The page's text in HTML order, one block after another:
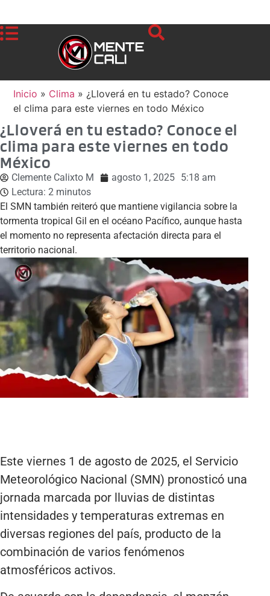
Inicio » Clima » ¿Lloverá en tu estado? Conoce
el clima para este viernes en todo México
¿Lloverá en tu estado? Conoce el
clima para este viernes en todo
México
Clemente Calixto M agosto 1, 2025 5:18 am
Lectura: 2 minutos
El SMN también reiteró que mantiene vigilancia sobre la
tormenta tropical Gil en el océano Pacífico, aunque hasta
el momento no representa afectación directa para el
territorio nacional.
Este viernes 1 de agosto de 2025, el Servicio
Meteorológico Nacional (SMN) pronosticó una
jornada marcada por lluvias de distintas
intensidades y temperaturas extremas en
diversas regiones del país, producto de la
combinación de varios fenómenos
atmosféricos activos.